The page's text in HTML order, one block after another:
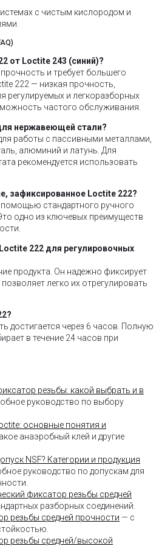
с чистым кислородом и
от Loctite 243 (синий)?
и требует большего
222 — низкая прочность,
регулируемых и легкоразборных
частого обслуживания.
нержавеющей стали?
работы с пассивными металлами,
алюминий и латунь. Для
рекомендуется использовать
зафиксированное Loctite 222?
помощью стандартного ручного
одно из ключевых преимуществ
222 для регулировочных
продукта. Он надежно фиксирует
легко их отрегулировать
достигается через 6 часов. Полную
в течение 24 часов при
резьбы: какой выбрать и в
руководство по выбору
основные понятия и
анаэробный клей и другие
NSF? Категории и продукция
руководство по допускам для
фиксатор резьбы средней
разборных соединений.
резьбы средней прочности — с
резьбы средней/высокой